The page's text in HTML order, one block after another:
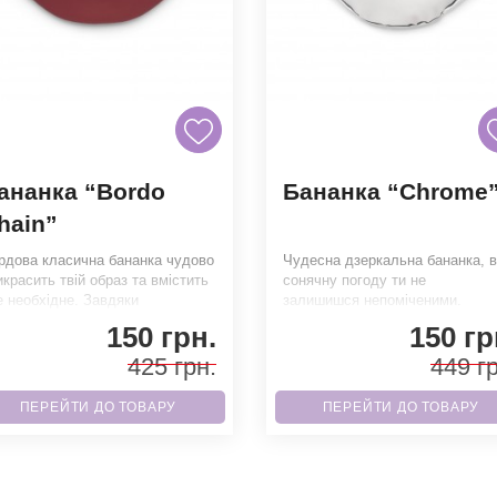
“Bordo
класична бананка чудово
твій образ та вмістить
необхідне. Завдяки
150 грн.
425 грн.
ПЕРЕЙТИ ДО ТОВАРУ
Бананка “Chrome”
Чудесна дзеркальна бананка, в
сонячну погоду ти не
залишишся непоміченими.
матеріалам гаранту150
449
ПЕРЕЙТИ ДО ТОВАРУ